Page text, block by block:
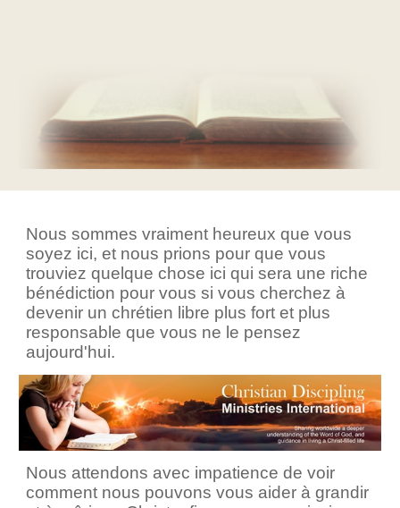
Nous sommes vraiment heureux que vous
soyez ici, et nous prions pour que vous
trouviez quelque chose ici qui sera une riche
bénédiction pour vous si vous cherchez à
devenir un chrétien libre plus fort et plus
responsable que vous ne le pensez
aujourd'hui.
Nous attendons avec impatience de voir
comment nous pouvons vous aider à grandir